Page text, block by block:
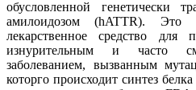
обусловленной генетически
амилоидозом (hATTR). Это
лекарственное средство
изнурительным и часто
заболеванием, вызванным
которго происходит синтез